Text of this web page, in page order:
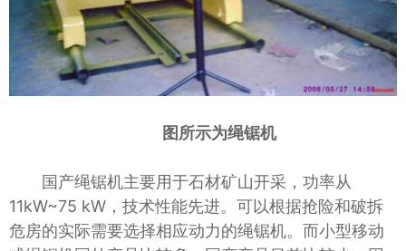
图所示为绳锯机
国产绳锯机主要用于石材矿山开采，功率从
11kW~75 kW，技术性能先进。可以根据抢险和破拆
危房的实际需要选择相应动力的绳锯机。而小型移动